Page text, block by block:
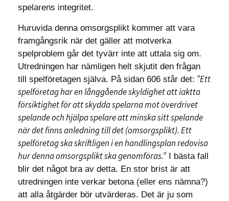
spelarens integritet.
Huruvida denna omsorgsplikt kommer att vara
framgångsrik när det gäller att motverka
spelproblem går det tyvärr inte att uttala sig om.
Utredningen har nämligen helt skjutit den frågan
till spelföretagen själva. På sidan 606 står det: ”Ett
spelföretag har en långgående skyldighet att iaktta
försiktighet för att skydda spelarna mot överdrivet
spelande och hjälpa spelare att minska sitt spelande
när det finns anledning till det (omsorgsplikt). Ett
spelföretag ska skriftligen i en handlingsplan redovisa
hur denna omsorgsplikt ska genomföras.”I bästa fall
blir det något bra av detta. En stor brist är att
utredningen inte verkar betona (eller ens nämna?)
att alla åtgärder bör utvärderas. Det är ju som